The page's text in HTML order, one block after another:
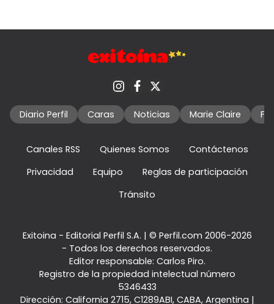
Diario Perfil Caras Noticias Marie Claire
Canales RSS Quienes Somos
Contáctenos
Privacidad
Equipo
Reglas de participación
Tránsito
Exitoina - Editorial Perfil S.A. | © Perfil.com 2006-2026
- Todos los derechos reservados.
Editor responsable: Carlos Piro.
Registro de la propiedad intelectual número
5346433
Dirección: California 2715, C1289ABI, CABA, Argentina |